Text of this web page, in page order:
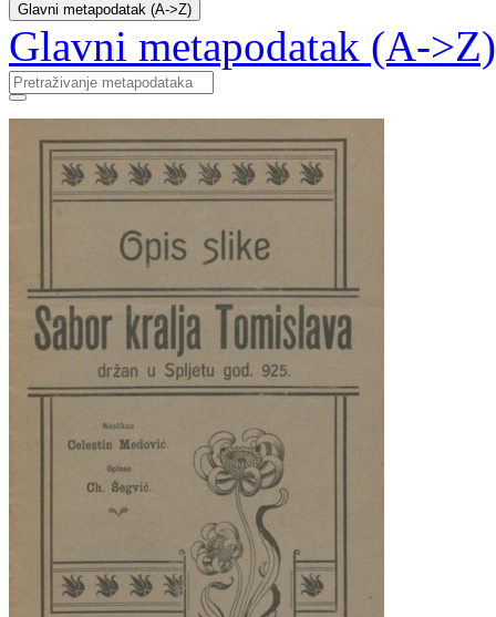
Glavni metapodatak (A->Z)
Glavni metapodatak (A->Z)